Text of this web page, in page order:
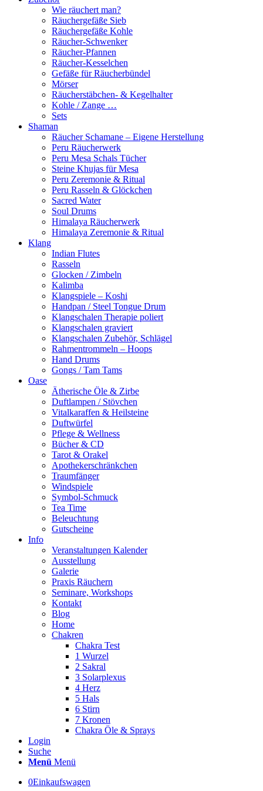
Wie räuchert man?
Räuchergefäße Sieb
Räuchergefäße Kohle
Räucher-Schwenker
Räucher-Pfannen
Räucher-Kesselchen
Gefäße für Räucherbündel
Mörser
Räucherstäbchen- & Kegelhalter
Kohle / Zange …
Sets
Shaman
Räucher Schamane – Eigene Herstellung
Peru Räucherwerk
Peru Mesa Schals Tücher
Steine Khujas für Mesa
Peru Zeremonie & Ritual
Peru Rasseln & Glöckchen
Sacred Water
Soul Drums
Himalaya Räucherwerk
Himalaya Zeremonie & Ritual
Klang
Indian Flutes
Rasseln
Glocken / Zimbeln
Kalimba
Klangspiele – Koshi
Handpan / Steel Tongue Drum
Klangschalen Therapie poliert
Klangschalen graviert
Klangschalen Zubehör, Schlägel
Rahmentrommeln – Hoops
Hand Drums
Gongs / Tam Tams
Oase
Ätherische Öle & Zirbe
Duftlampen / Stövchen
Vitalkaraffen & Heilsteine
Duftwürfel
Pflege & Wellness
Bücher & CD
Tarot & Orakel
Apothekerschränkchen
Traumfänger
Windspiele
Symbol-Schmuck
Tea Time
Beleuchtung
Gutscheine
Info
Veranstaltungen Kalender
Ausstellung
Galerie
Praxis Räuchern
Seminare, Workshops
Kontakt
Blog
Home
Chakren
Chakra Test
1 Wurzel
2 Sakral
3 Solarplexus
4 Herz
5 Hals
6 Stirn
7 Kronen
Chakra Öle & Sprays
Login
Suche
Menü Menü
0Einkaufswagen